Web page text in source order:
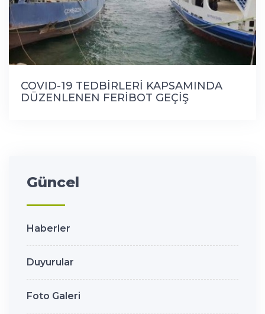
COVID-19 TEDBİRLERİ KAPSAMINDA
DÜZENLENEN FERİBOT GEÇİŞ
Güncel
Haberler
Duyurular
Foto Galeri